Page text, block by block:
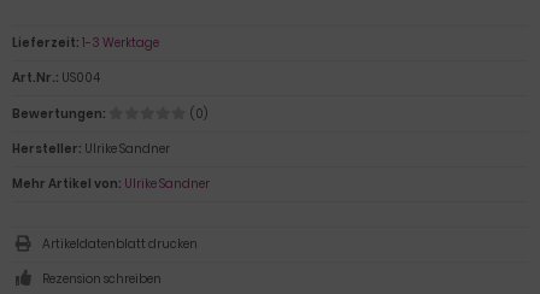
Lieferzeit: 1-3 Werktage
Art.Nr.: US004
Bewertungen:
(0)
Hersteller: Ulrike Sandner
Mehr Artikel von: Ulrike Sandner
Artikeldatenblatt drucken
Rezension schreiben